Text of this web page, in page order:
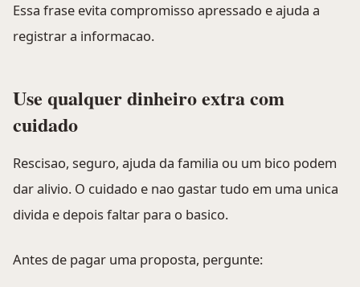
Essa frase evita compromisso apressado e ajuda a
registrar a informacao.
Use qualquer dinheiro extra com
cuidado
Rescisao, seguro, ajuda da familia ou um bico podem
dar alivio. O cuidado e nao gastar tudo em uma unica
divida e depois faltar para o basico.
Antes de pagar uma proposta, pergunte: